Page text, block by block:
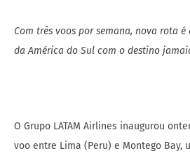
Com três voos por semana, nova rota
da América do Sul com o destino
O Grupo LATAM Airlines inaugurou
voo entre Lima (Peru) e Montego Bay,